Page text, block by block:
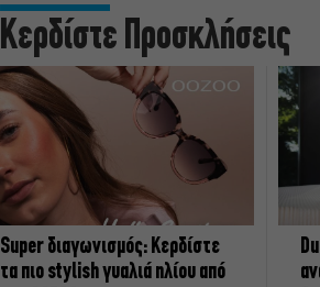
Κερδίστε Προσκλήσεις
Super διαγωνισμός: Κερδίστε
τα πιο stylish γυαλιά ηλίου από